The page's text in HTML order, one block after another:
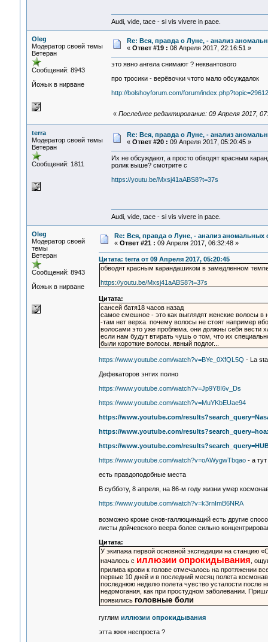
Audi, vide, tace - si vis vivere in pace.
Oleg
Модератор своей темы
Ветеран
Сообщений: 8943
Йожык в нирване
Re: Вся, правда о Луне, - анализ
« Ответ #19 : 08 Апреля 2017, 22:16:51 »
это явно ангела снимают ? неквантового
про тросики - верёвочки чтото мало обсуждалок
http://bolshoyforum.com/forum/
« Последнее редактирование: 09 Апреля 2017,
terra
Модератор своей темы
Ветеран
Сообщений: 1811
Re: Вся, правда о Луне, - анализ
« Ответ #20 : 09 Апреля 2017, 05:20:45 »
Их не обсуждают, а просто обводят красным
ролик выше? смотрите с
https://youtu.be/Mxsj41aABS8?t=37s
Audi, vide, tace - si vis vivere in pace.
Oleg
Модератор своей
темы
Ветеран
Сообщений: 8943
Йожык в нирване
Re: Вся, правда о Луне, - анализ аномальных
« Ответ #21 : 09 Апреля 2017, 06:32:48 »
Цитата: terra от 09 Апреля 2017, 05:20:45
обводят красным карандашиком в замедленном
https://youtu.be/Mxsj41aABS8?t=37s
Цитата:
сансей батя18 часов назад
самое смешное - это как выглядят женские волосы в
-там нет верха. почему волосы не стоят например
волосами это уже проблема. они должны себя вести
если нам будут втирать чушь о том, что их
были короткие волосы. явный подлог...
https://www.youtube.com/watch?v=BYe_0XfQL5Q - La
Дефекаторов энтих полно
https://www.youtube.com/watch?v=Jp9Y8I6v_Ds
https://www.youtube.com/watch?v=MuYKbEUae94
https://www.youtube.com/
https://www.youtube.com/
https://www.youtube.com/
https://www.youtube.com/watch?v=oAWygwTbqao- а тут
есть правдоподобные места
В субботу, 8 апреля, на 86-м году жизни умер
https://www.youtube.com/watch?v=k3rnImB6NRA
возможно кроме снов-галлюцинаций есть другие
листы дойчевского веера более сильно
Цитата:
У экипажа первой основной экспедиции на станцию
началось с иллюзии опрокидывания ,
прилива крови к голове отмечалось на протяжении
первые 10 дней и в последний месяц полета
последнюю неделю полета чувство усталости после
недомогания, как при простудном заболевании.
появились головные боли
гуглим иллюзии опрокидывания
этта жжж неспроста ?